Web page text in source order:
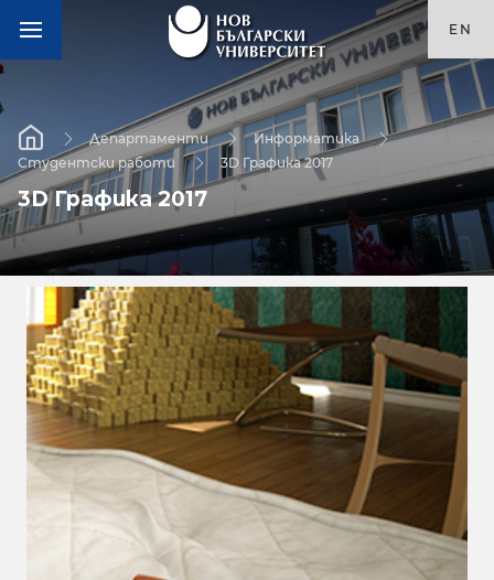
EN
Департаменти
Информатика
Студентски работи
3D Графика 2017
3D Графика 2017